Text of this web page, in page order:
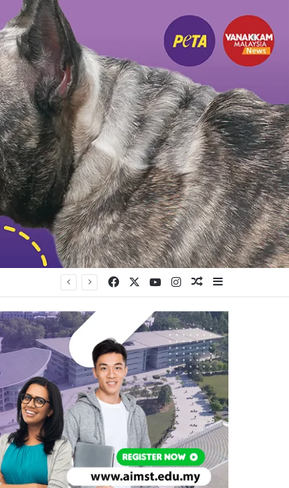
Facebook YouTubeInstagramRandom Article